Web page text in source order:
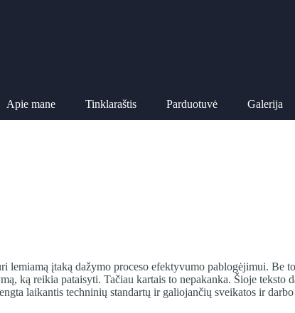
Apie mane Tinklaraštis Parduotuvė Galerija
įtaką dažymo proceso efektyvumo pablogėjimui. Be
ką reikia pataisyti. Tačiau kartais to nepakanka. Šioje teksto
laikantis techninių standartų ir galiojančių sveikatos ir